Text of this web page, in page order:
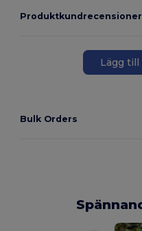
Produktkundrecensioner
Lägg
Bulk Orders